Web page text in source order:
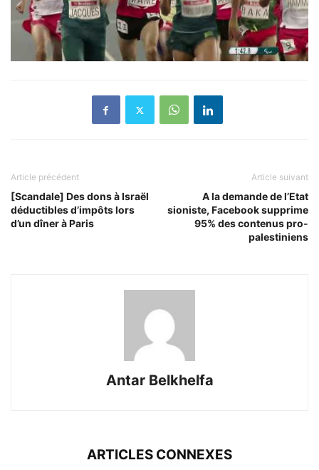
Article précédent
[Scandale] Des dons à Israël
déductibles d’impôts lors
d’un dîner à Paris
Article suivant
A la demande de l’Etat
sioniste, Facebook supprime
95% des contenus pro-
palestiniens
Antar Belkhelfa
ARTICLES CONNEXES